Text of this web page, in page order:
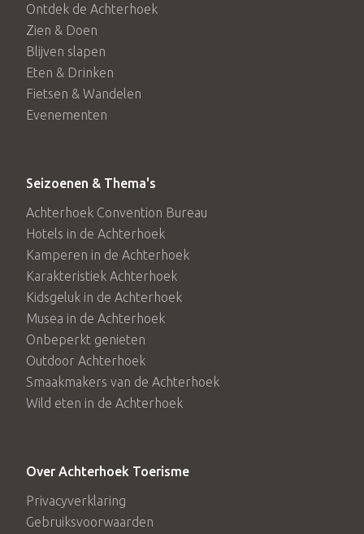
Ontdek de Achterhoek
Zien & Doen
Blijven slapen
Eten & Drinken
Fietsen & Wandelen
Evenementen
Seizoenen & Thema's
Achterhoek Convention Bureau
Hotels in de Achterhoek
Kamperen in de Achterhoek
Karakteristiek Achterhoek
Kidsgeluk in de Achterhoek
Musea in de Achterhoek
Onbeperkt genieten
Outdoor Achterhoek
Smaakmakers van de Achterhoek
Wild eten in de Achterhoek
Over Achterhoek Toerisme
Privacyverklaring
Gebruiksvoorwaarden